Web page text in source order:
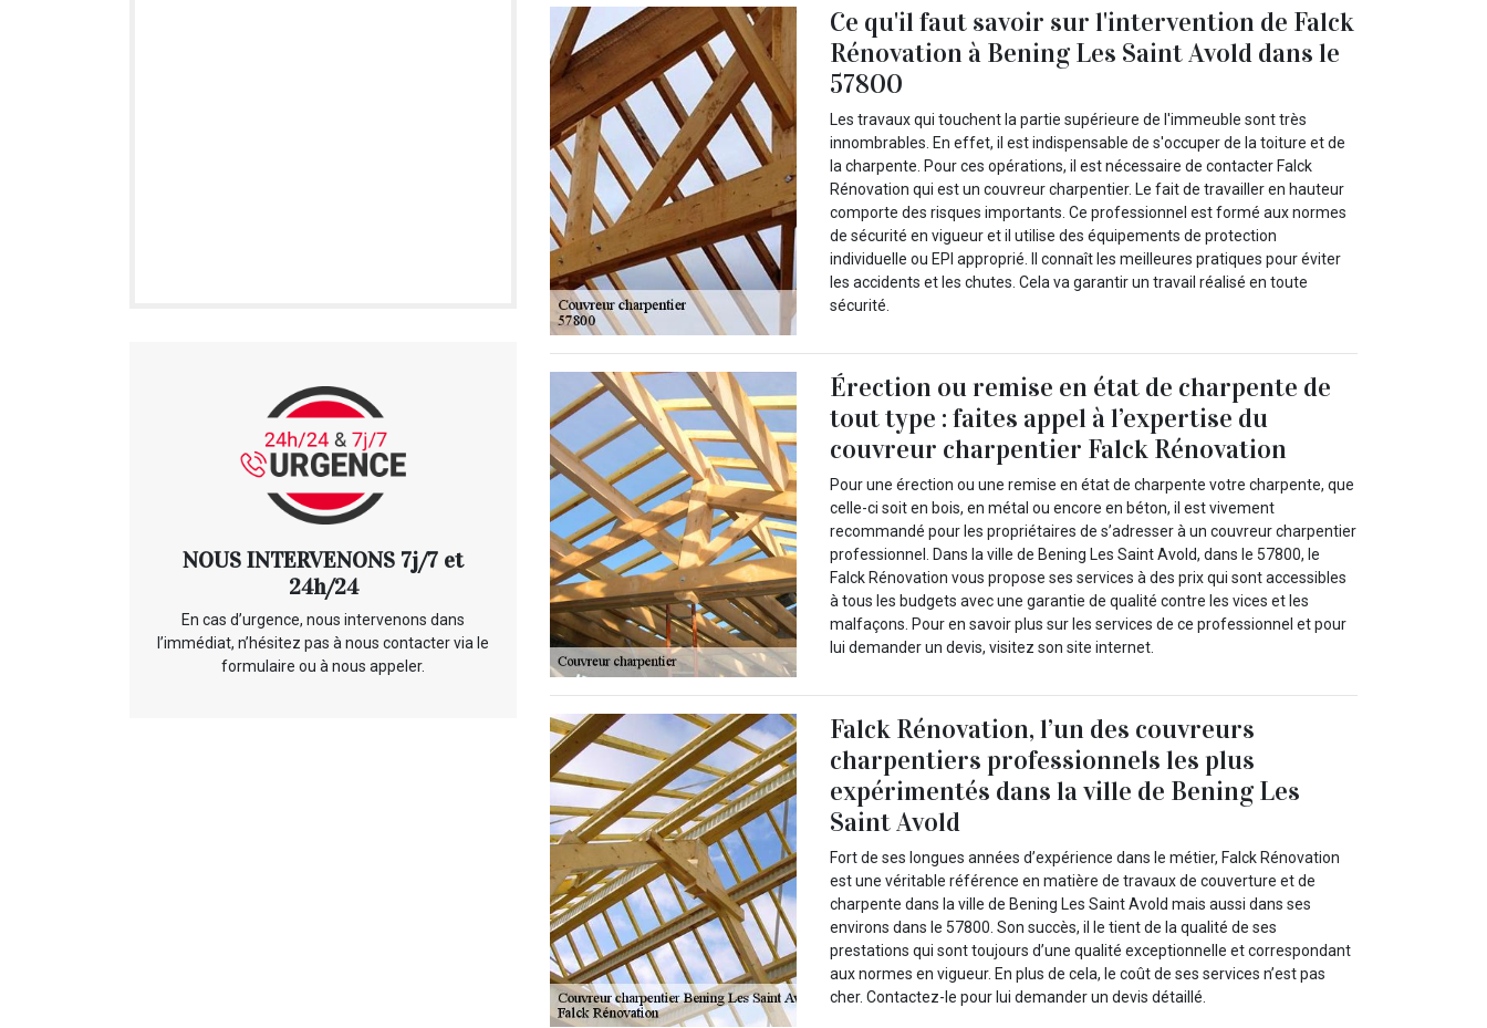
NOUS INTERVENONS 7j/7 et
24h/24
En cas d’urgence, nous intervenons dans
l’immédiat, n’hésitez pas à nous contacter via le
formulaire ou à nous appeler.
Ce qu'il faut savoir sur l'intervention de Falck
Rénovation à Bening Les Saint Avold dans le
57800
Les travaux qui touchent la partie supérieure de l'immeuble sont très
innombrables. En effet, il est indispensable de s'occuper de la toiture et de
la charpente. Pour ces opérations, il est nécessaire de contacter Falck
Rénovation qui est un couvreur charpentier. Le fait de travailler en hauteur
comporte des risques importants. Ce professionnel est formé aux normes
de sécurité en vigueur et il utilise des équipements de protection
individuelle ou EPI approprié. Il connaît les meilleures pratiques pour éviter
les accidents et les chutes. Cela va garantir un travail réalisé en toute
sécurité.
Érection ou remise en état de charpente de
tout type : faites appel à l’expertise du
couvreur charpentier Falck Rénovation
Pour une érection ou une remise en état de charpente votre charpente, que
celle-ci soit en bois, en métal ou encore en béton, il est vivement
recommandé pour les propriétaires de s’adresser à un couvreur charpentier
professionnel. Dans la ville de Bening Les Saint Avold, dans le 57800, le
Falck Rénovation vous propose ses services à des prix qui sont accessibles
à tous les budgets avec une garantie de qualité contre les vices et les
malfaçons. Pour en savoir plus sur les services de ce professionnel et pour
lui demander un devis, visitez son site internet.
Falck Rénovation, l’un des couvreurs
charpentiers professionnels les plus
expérimentés dans la ville de Bening Les
Saint Avold
Fort de ses longues années d’expérience dans le métier, Falck Rénovation
est une véritable référence en matière de travaux de couverture et de
charpente dans la ville de Bening Les Saint Avold mais aussi dans ses
environs dans le 57800. Son succès, il le tient de la qualité de ses
prestations qui sont toujours d’une qualité exceptionnelle et correspondant
aux normes en vigueur. En plus de cela, le coût de ses services n’est pas
cher. Contactez-le pour lui demander un devis détaillé.